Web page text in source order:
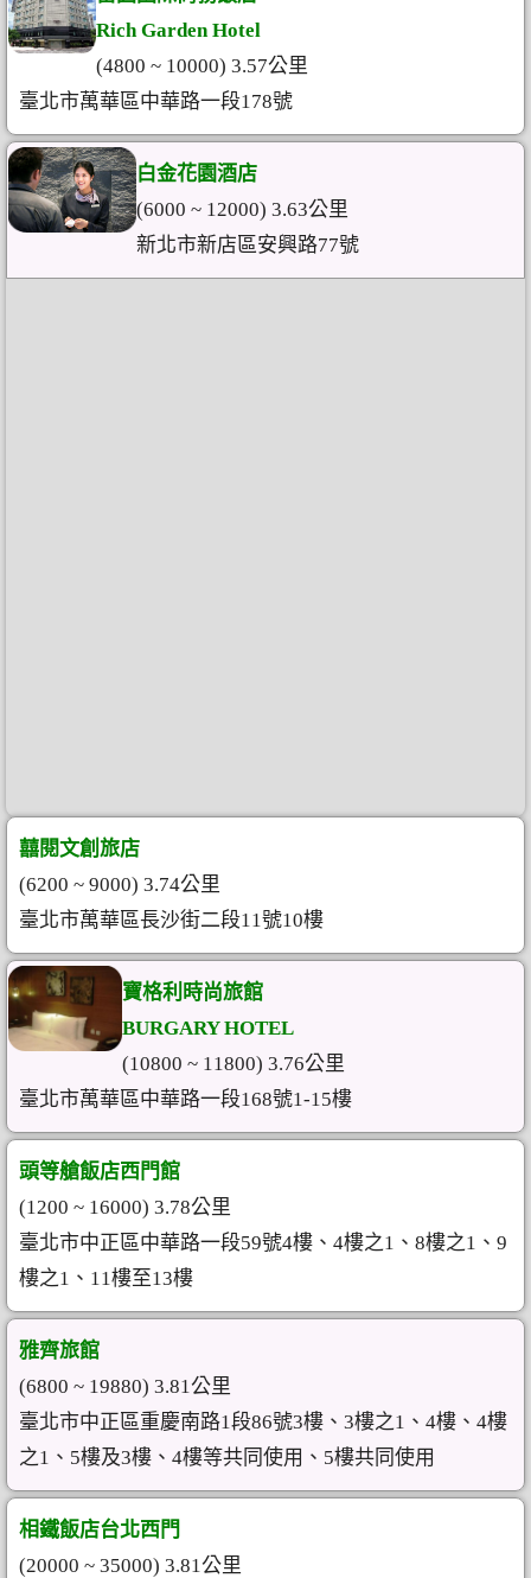
Rich Garden Hotel
(4800 ~ 10000) 3.57公里
臺北市萬華區中華路一段178號
白金花園酒店
(6000 ~ 12000) 3.63公里
新北市新店區安興路77號
囍閱文創旅店
(6200 ~ 9000) 3.74公里
臺北市萬華區長沙街二段11號10樓
寶格利時尚旅館
BURGARY HOTEL
(10800 ~ 11800) 3.76公里
臺北市萬華區中華路一段168號1-15樓
頭等艙飯店西門館
(1200 ~ 16000) 3.78公里
臺北市中正區中華路一段59號4樓、4樓之1、8樓之1、9
樓之1、11樓至13樓
雅齊旅館
(6800 ~ 19880) 3.81公里
臺北市中正區重慶南路1段86號3樓、3樓之1、4樓、4樓
之1、5樓及3樓、4樓等共同使用、5樓共同使用
相鐵飯店台北西門
(20000 ~ 35000) 3.81公里